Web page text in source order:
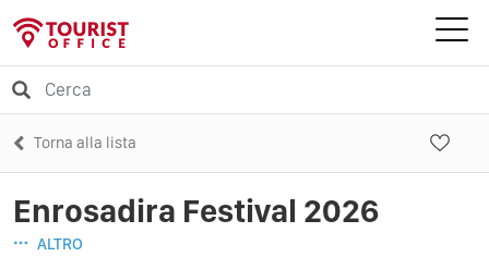
Torna alla lista
Enrosadira Festival 2026
ALTRO